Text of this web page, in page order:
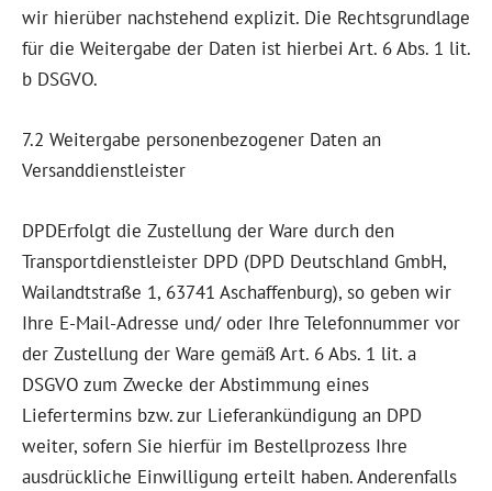
wir hierüber nachstehend explizit. Die Rechtsgrundlage
für die Weitergabe der Daten ist hierbei Art. 6 Abs. 1 lit.
b DSGVO.
7.2 Weitergabe personenbezogener Daten an
Versanddienstleister
DPDErfolgt die Zustellung der Ware durch den
Transportdienstleister DPD (DPD Deutschland GmbH,
Wailandtstraße 1, 63741 Aschaffenburg), so geben wir
Ihre E-Mail-Adresse und/ oder Ihre Telefonnummer vor
der Zustellung der Ware gemäß Art. 6 Abs. 1 lit. a
DSGVO zum Zwecke der Abstimmung eines
Liefertermins bzw. zur Lieferankündigung an DPD
weiter, sofern Sie hierfür im Bestellprozess Ihre
ausdrückliche Einwilligung erteilt haben. Anderenfalls